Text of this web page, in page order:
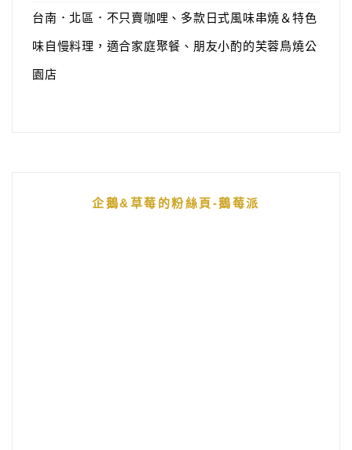
台南．北區．不只賣咖哩、多款日式風味串燒＆特色
味自慢料理，適合家庭聚餐、朋友小酌的芙蓉鳥燒公
園店
企鵝&草莓的粉絲頁-鵝莓派